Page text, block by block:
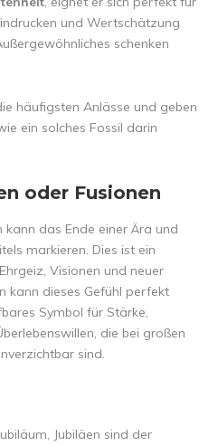
und Wertschätzung
schenken
häufigsten Anlässe und geben
ein solches Fossil darin
oder Fusionen
kann das Ende einer Ära und
markieren. Dies ist ein
Visionen und neuer
kann dieses Gefühl perfekt
Symbol für Stärke,
die bei großen
sind.
Jubiläen sind der